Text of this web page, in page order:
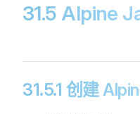
31.5 Alpine
31.5.1 创建